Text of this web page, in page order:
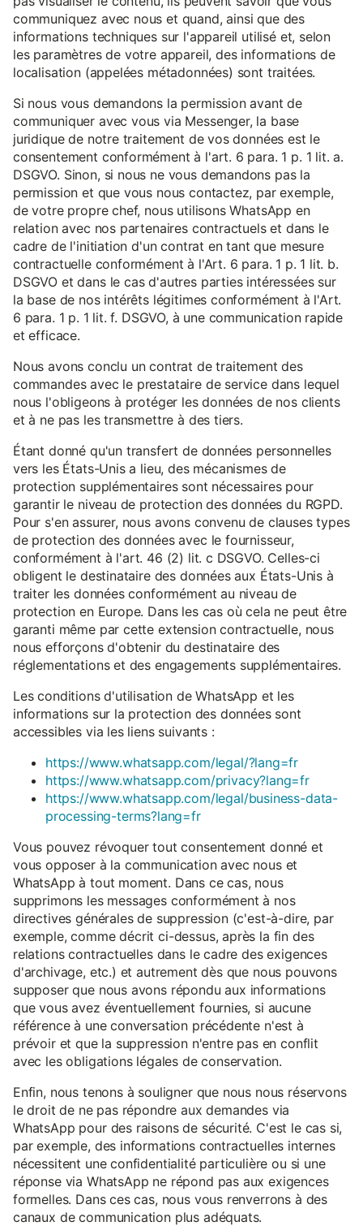
communiquez avec nous et quand, ainsi que des
informations techniques sur l'appareil utilisé et, selon
les paramètres de votre appareil, des informations de
localisation (appelées métadonnées) sont traitées.
Si nous vous demandons la permission avant de
communiquer avec vous via Messenger, la base
juridique de notre traitement de vos données est le
consentement conformément à l'art. 6 para. 1 p. 1 lit. a.
DSGVO. Sinon, si nous ne vous demandons pas la
permission et que vous nous contactez, par exemple,
de votre propre chef, nous utilisons WhatsApp en
relation avec nos partenaires contractuels et dans le
cadre de l'initiation d'un contrat en tant que mesure
contractuelle conformément à l'Art. 6 para. 1 p. 1 lit. b.
DSGVO et dans le cas d'autres parties intéressées sur
la base de nos intérêts légitimes conformément à l'Art.
6 para. 1 p. 1 lit. f. DSGVO, à une communication rapide
et efficace.
Nous avons conclu un contrat de traitement des
commandes avec le prestataire de service dans lequel
nous l'obligeons à protéger les données de nos clients
et à ne pas les transmettre à des tiers.
Étant donné qu'un transfert de données personnelles
vers les États-Unis a lieu, des mécanismes de
protection supplémentaires sont nécessaires pour
garantir le niveau de protection des données du RGPD.
Pour s'en assurer, nous avons convenu de clauses types
de protection des données avec le fournisseur,
conformément à l'art. 46 (2) lit. c DSGVO. Celles-ci
obligent le destinataire des données aux États-Unis à
traiter les données conformément au niveau de
protection en Europe. Dans les cas où cela ne peut être
garanti même par cette extension contractuelle, nous
nous efforçons d'obtenir du destinataire des
réglementations et des engagements supplémentaires.
Les conditions d'utilisation de WhatsApp et les
informations sur la protection des données sont
accessibles via les liens suivants :
https://www.whatsapp.com/legal/?lang=fr
https://www.whatsapp.com/privacy?lang=fr
https://www.whatsapp.com/legal/business-data-
processing-terms?lang=fr
Vous pouvez révoquer tout consentement donné et
vous opposer à la communication avec nous et
WhatsApp à tout moment. Dans ce cas, nous
supprimons les messages conformément à nos
directives générales de suppression (c'est-à-dire, par
exemple, comme décrit ci-dessus, après la fin des
relations contractuelles dans le cadre des exigences
d'archivage, etc.) et autrement dès que nous pouvons
supposer que nous avons répondu aux informations
que vous avez éventuellement fournies, si aucune
référence à une conversation précédente n'est à
prévoir et que la suppression n'entre pas en conflit
avec les obligations légales de conservation.
Enfin, nous tenons à souligner que nous nous réservons
le droit de ne pas répondre aux demandes via
WhatsApp pour des raisons de sécurité. C'est le cas si,
par exemple, des informations contractuelles internes
nécessitent une confidentialité particulière ou si une
réponse via WhatsApp ne répond pas aux exigences
formelles. Dans ces cas, nous vous renverrons à des
canaux de communication plus adéquats.